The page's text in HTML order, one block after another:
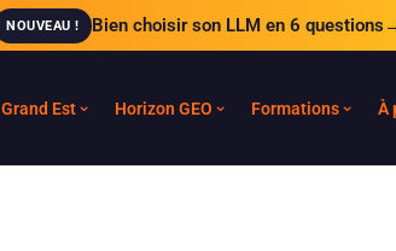
NOUVEAU ! Bien choisir son LLM en 6 questions
Grand Est Horizon GEO Formations À